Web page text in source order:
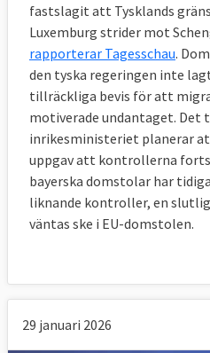
fastslagit att Tysklands
Luxemburg strider mot
rapporterar Tagesschau.
den tyska regeringen inte
tillräckliga bevis för att
motiverade undantaget. Det
inrikesministeriet planerar
uppgav att kontrollerna
bayerska domstolar har
liknande kontroller, en
väntas ske i EU-domstolen.
29 januari 2026